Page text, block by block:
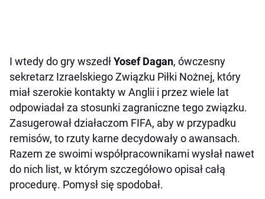
I wtedy do gry wszedłYosef Dagan, ówczesny
sekretarz Izraelskiego Związku Piłki Nożnej, który
miał szerokie kontakty w Anglii i przez wiele lat
odpowiadał za stosunki zagraniczne tego związku.
Zasugerował działaczom FIFA, aby w przypadku
remisów, to rzuty karne decydowały o awansach.
Razem ze swoimi współpracownikami wysłał nawet
do nich list, w którym szczegółowo opisał całą
procedurę. Pomysł się spodobał.